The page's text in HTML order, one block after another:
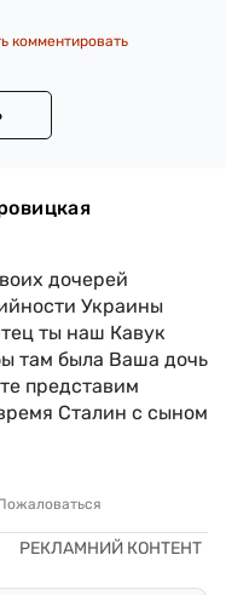
комментировать
дочерей
Украины
ты наш Кавук
там была Ваша дочь
представим
Сталин с сыном